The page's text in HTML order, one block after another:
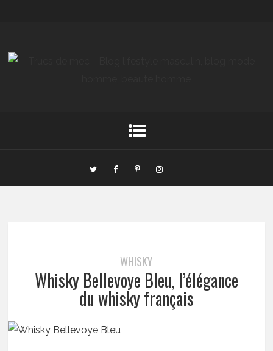
WHISKY
Whisky Bellevoye Bleu, l’élégance
du whisky français